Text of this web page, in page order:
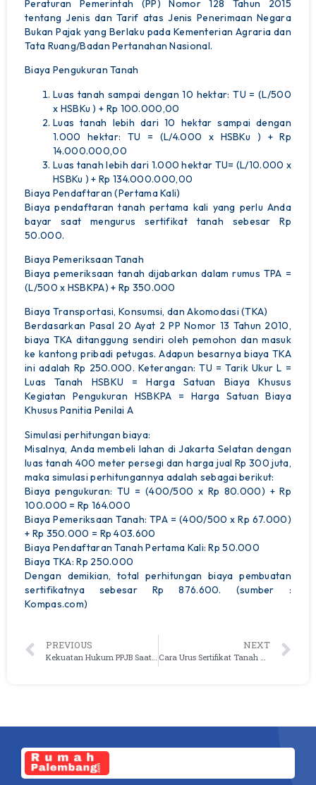
Peraturan Pemerintah (PP) Nomor 128 Tahun 2015
tentang Jenis dan Tarif atas Jenis Penerimaan Negara
Bukan Pajak yang Berlaku pada Kementerian Agraria dan
Tata Ruang/Badan Pertanahan Nasional.
Biaya Pengukuran Tanah
Luas tanah sampai dengan 10 hektar: TU = (L/500
x HSBKu ) + Rp 100.000,00
Luas tanah lebih dari 10 hektar sampai dengan
1.000 hektar: TU = (L/4.000 x HSBKu ) + Rp
14.000.000,00
Luas tanah lebih dari 1.000 hektar TU= (L/10.000 x
HSBKu ) + Rp 134.000.000,00
Biaya Pendaftaran (Pertama Kali)
Biaya pendaftaran tanah pertama kali yang perlu Anda
bayar saat mengurus sertifikat tanah sebesar Rp
50.000.
Biaya Pemeriksaan Tanah
Biaya pemeriksaan tanah dijabarkan dalam rumus TPA =
(L/500 x HSBKPA) + Rp 350.000
Biaya Transportasi, Konsumsi, dan Akomodasi (TKA)
Berdasarkan Pasal 20 Ayat 2 PP Nomor 13 Tahun 2010,
biaya TKA ditanggung sendiri oleh pemohon dan masuk
ke kantong pribadi petugas. Adapun besarnya biaya TKA
ini adalah Rp 250.000. Keterangan: TU = Tarik Ukur L =
Luas Tanah HSBKU = Harga Satuan Biaya Khusus
Kegiatan Pengukuran HSBKPA = Harga Satuan Biaya
Khusus Panitia Penilai A
Simulasi perhitungan biaya:
Misalnya, Anda membeli lahan di Jakarta Selatan dengan
luas tanah 400 meter persegi dan harga jual Rp 300 juta,
maka simulasi perhitungannya adalah sebagai berikut:
Biaya pengukuran: TU = (400/500 x Rp 80.000) + Rp
100.000 = Rp 164.000
Biaya Pemeriksaan Tanah: TPA = (400/500 x Rp 67.000)
+ Rp 350.000 = Rp 403.600
Biaya Pendaftaran Tanah Pertama Kali: Rp 50.000
Biaya TKA: Rp 250.000
Dengan demikian, total perhitungan biaya pembuatan
sertifikatnya sebesar Rp 876.600. (sumber :
Kompas.com)
PREVIOUS
Kekuatan Hukum PPJB Saat Membeli Rumah
NEXT
Cara Urus Sertifikat Tanah Hilang Atau Rusak
Lokasi Property
Beranda
Property
Tipe Property
Lokasi Property
Kontak Kami
Login Akun